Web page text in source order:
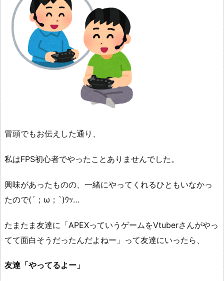
冒頭でもお伝えした通り、
私はFPS初心者でやったことありませんでした。
興味があったものの、一緒にやってくれるひともいなかっ
たので(´；ω；`)ｳｯ…
たまたま友達に「APEXっていうゲームをVtuberさんがやっ
てて面白そうだったんだよねー」って友達にいったら、
友達「やってるよー」